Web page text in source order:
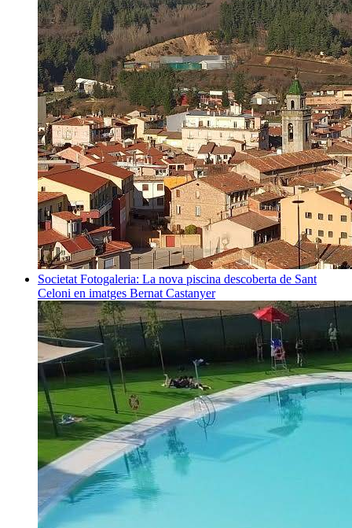
Societat Fotogaleria: La nova piscina descoberta de Sant
Celoni en imatges Bernat Castanyer